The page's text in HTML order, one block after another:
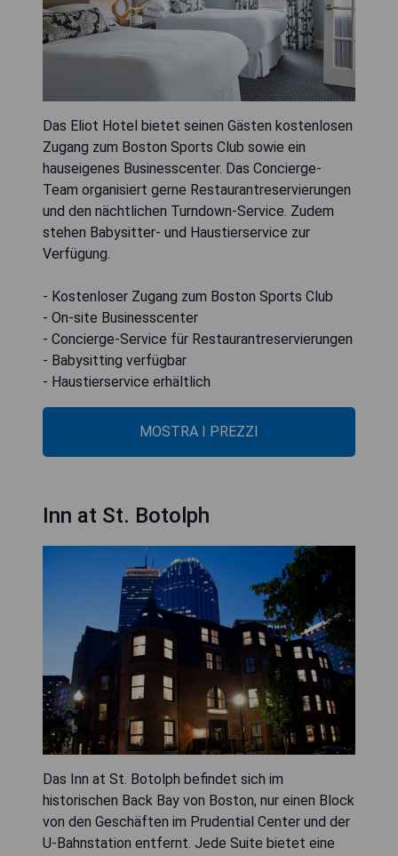
Das Eliot Hotel bietet seinen Gästen kostenlosen
Zugang zum Boston Sports Club sowie ein
hauseigenes Businesscenter. Das Concierge-
Team organisiert gerne Restaurantreservierungen
und den nächtlichen Turndown-Service. Zudem
stehen Babysitter- und Haustierservice zur
Verfügung.
- Kostenloser Zugang zum Boston Sports Club
- On-site Businesscenter
- Concierge-Service für Restaurantreservierungen
- Babysitting verfügbar
- Haustierservice erhältlich
MOSTRA I PREZZI
Inn at St. Botolph
Das Inn at St. Botolph befindet sich im
historischen Back Bay von Boston, nur einen Block
von den Geschäften im Prudential Center und der
U-Bahnstation entfernt. Jede Suite bietet eine